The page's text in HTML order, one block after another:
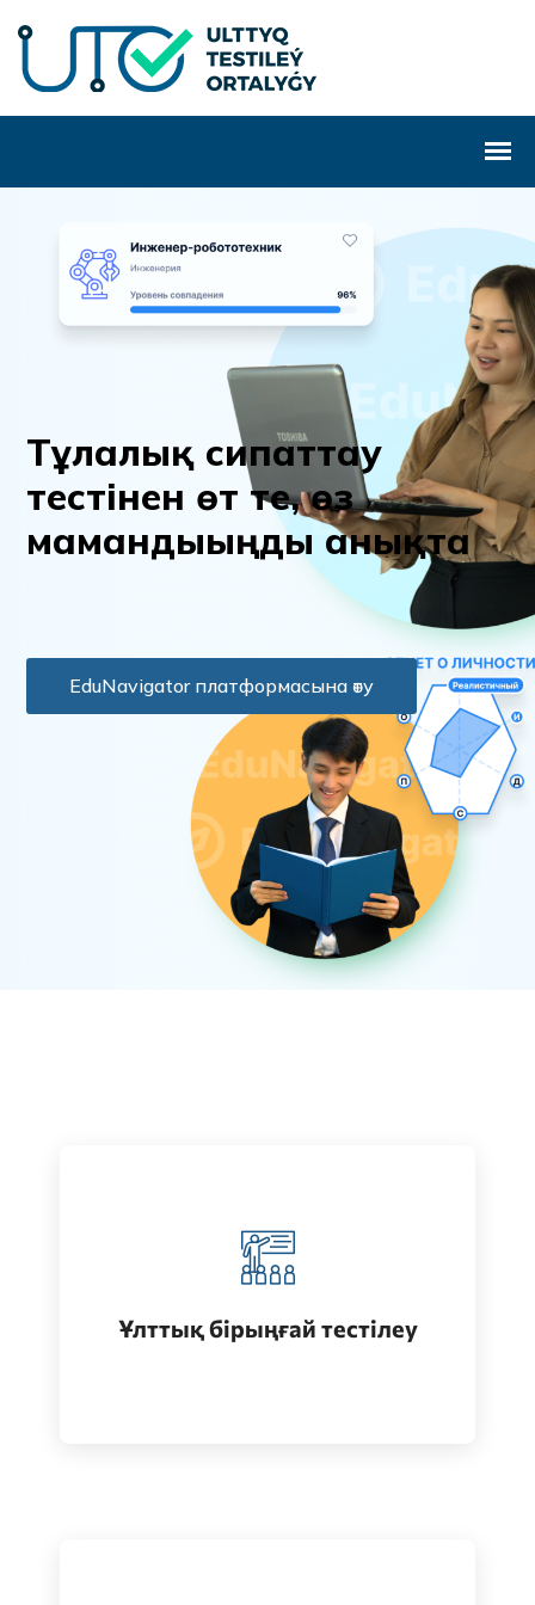
Тұлалық сипаттау
тестінен өт те, өз
мамандыыңды анықта
EduNavigator платформасына өту
Ұлттық бірыңғай тестілеу
Қазақстанда жоғары білім алу
(бакалавриат)
Өту